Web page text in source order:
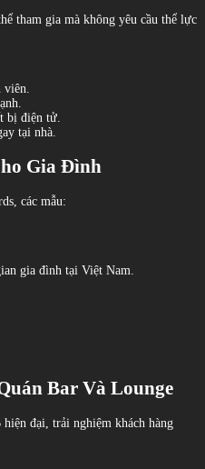
tham gia mà không yêu cầu thể lực
bị điện tử.
tại nhà.
Gia Đình
các mẫu:
gia đình tại Việt Nam.
Bar Và Lounge
đại, trải nghiệm khách hàng